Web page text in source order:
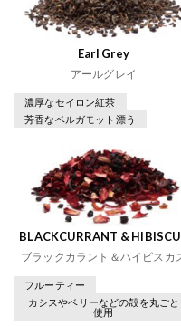
Earl Grey
アールグレイ
濃厚なセイロン紅茶
芳香なベルガモット漂う
BLACKCURRANT &
ブラックカラント＆ハイビスカ
フルーティー
カシスやベリーなどの殻を丸ごと
使用